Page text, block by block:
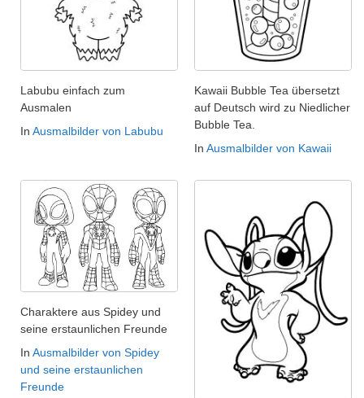
Labubu einfach zum
Ausmalen
In Ausmalbilder von Labubu
Kawaii Bubble Tea übersetzt
auf Deutsch wird zu Niedlicher
Bubble Tea.
In Ausmalbilder von Kawaii
Charaktere aus Spidey und
seine erstaunlichen Freunde
In Ausmalbilder von Spidey
und seine erstaunlichen
Freunde